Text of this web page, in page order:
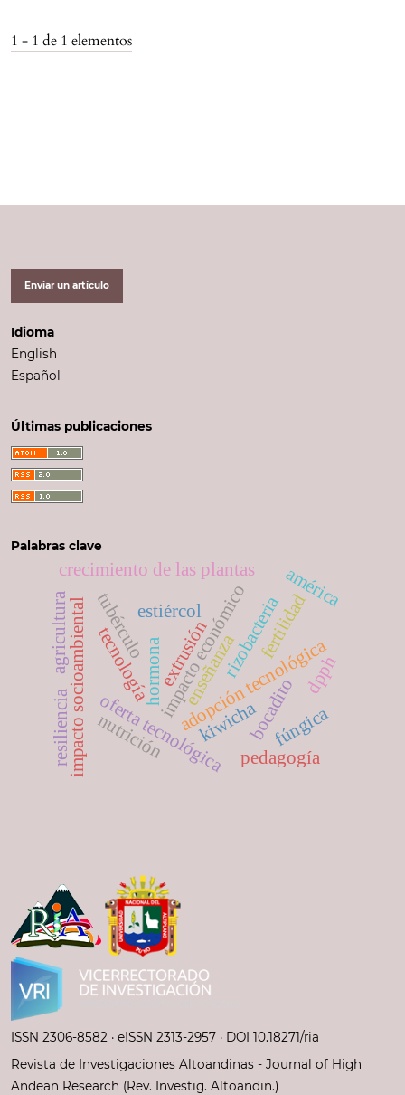
1 - 1 de 1 elementos
Enviar un artículo
Idioma
English
Español
Últimas publicaciones
Palabras clave
adopción tecnológica
oferta tecnológica
impacto económico
impacto socioambiental
resiliencia
crecimiento de las plantas
rizobacteria
nutrición
tubérculo
hormona
kiwichabocadito
extrusión
estiércol
fúngica
fertilidad
pedagogía
enseñanza dpph
agricultura
américa
tecnología
ISSN 2306-8582 · eISSN 2313-2957 · DOI 10.18271/ria
Revista de Investigaciones Altoandinas - Journal of High
Andean Research (Rev. Investig. Altoandin.)